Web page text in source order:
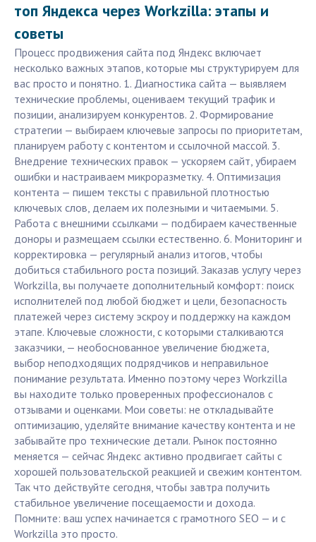
топ Яндекса через Workzilla: этапы и
советы
Процесс продвижения сайта под Яндекс включает
несколько важных этапов, которые мы структурируем для
вас просто и понятно. 1. Диагностика сайта — выявляем
технические проблемы, оцениваем текущий трафик и
позиции, анализируем конкурентов. 2. Формирование
стратегии — выбираем ключевые запросы по приоритетам,
планируем работу с контентом и ссылочной массой. 3.
Внедрение технических правок — ускоряем сайт, убираем
ошибки и настраиваем микроразметку. 4. Оптимизация
контента — пишем тексты с правильной плотностью
ключевых слов, делаем их полезными и читаемыми. 5.
Работа с внешними ссылками — подбираем качественные
доноры и размещаем ссылки естественно. 6. Мониторинг и
корректировка — регулярный анализ итогов, чтобы
добиться стабильного роста позиций. Заказав услугу через
Workzilla, вы получаете дополнительный комфорт: поиск
исполнителей под любой бюджет и цели, безопасность
платежей через систему эскроу и поддержку на каждом
этапе. Ключевые сложности, с которыми сталкиваются
заказчики, — необоснованное увеличение бюджета,
выбор неподходящих подрядчиков и неправильное
понимание результата. Именно поэтому через Workzilla
вы находите только проверенных профессионалов с
отзывами и оценками. Мои советы: не откладывайте
оптимизацию, уделяйте внимание качеству контента и не
забывайте про технические детали. Рынок постоянно
меняется — сейчас Яндекс активно продвигает сайты с
хорошей пользовательской реакцией и свежим контентом.
Так что действуйте сегодня, чтобы завтра получить
стабильное увеличение посещаемости и дохода.
Помните: ваш успех начинается с грамотного SEO — и с
Workzilla это просто.